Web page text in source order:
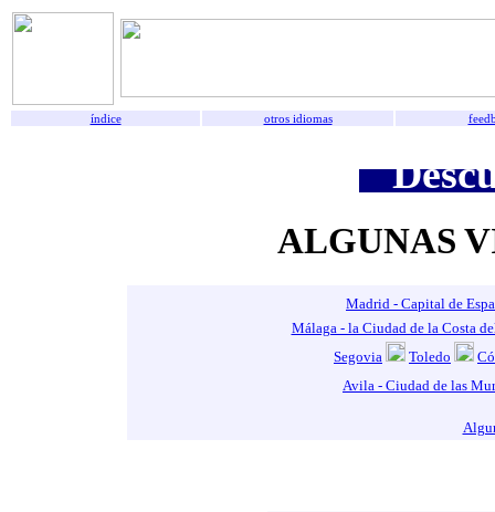
índice otros idiomas
ALGUNAS
Madrid - Capital de
Málaga - la Ciudad de la Costa
Segovia
Toledo
Avila - Ciudad de las